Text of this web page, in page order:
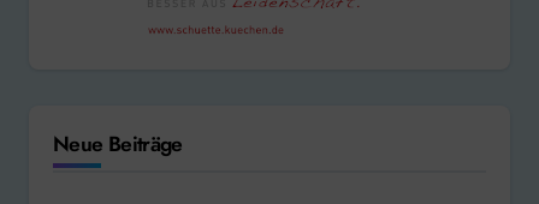
Neue Beiträge